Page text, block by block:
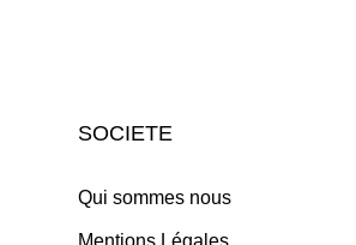
SOCIETE
Qui sommes nous